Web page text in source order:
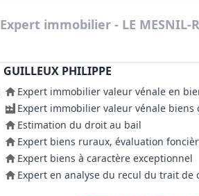
Expert immobilier - LE MESNIL-
GUILLEUX PHILIPPE
Expert immobilier valeur vénale en
Expert immobilier valeur vénale
Estimation du droit au bail
Expert biens ruraux, évaluation
Expert biens à caractère exceptionnel
Expert en analyse du recul du trait de